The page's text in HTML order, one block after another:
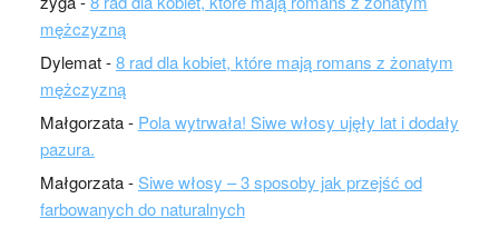
mężczyzną
Dylemat-8 rad dla kobiet, które mają romans z żonatym
mężczyzną
Małgorzata- Pola wytrwała! Siwe włosy ujęły lat i dodały
pazura.
Małgorzata-Siwe włosy – 3 sposoby jak przejść od
farbowanych do naturalnych